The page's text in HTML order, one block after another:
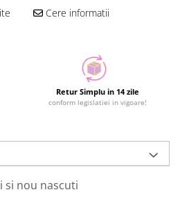
Cere informatii
Retur Simplu in 14 zile
conform legislatiei in vigoare!
si nou nascuti